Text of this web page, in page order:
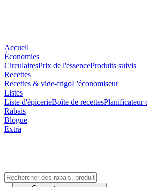
Accueil
Économies
CirculairesPrix de l'essenceProduits suivis
Recettes
Recettes & vide-frigoL'économiseur
Listes
Liste d'épicerieBoîte de recettesPlanificateur
Rabais
Blogue
Extra